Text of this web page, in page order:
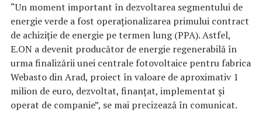
“Un moment important în dezvoltarea segmentului de
energie verde a fost operaţionalizarea primului contract
de achiziţie de energie pe termen lung (PPA). Astfel,
E.ON a devenit producător de energie regenerabilă în
urma finalizării unei centrale fotovoltaice pentru fabrica
Webasto din Arad, proiect în valoare de aproximativ 1
milion de euro, dezvoltat, finanţat, implementat şi
operat de companie”, se mai precizează în comunicat.